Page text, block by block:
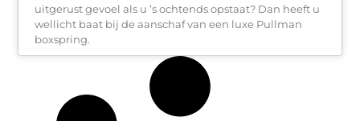
uitgerust gevoel als u ’s ochtends opstaat? Dan heeft u
wellicht baat bij de aanschaf van een luxe Pullman
boxspring.